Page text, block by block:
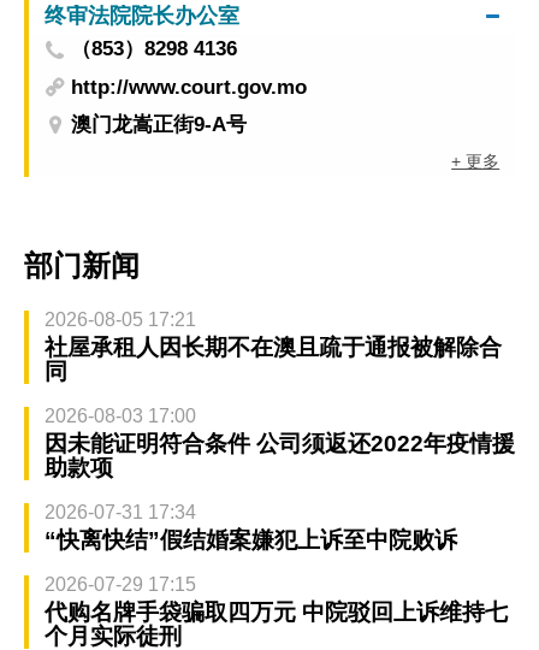
终审法院院长办公室
（853）8298 4136
http://www.court.gov.mo
澳门龙嵩正街9-A号
+ 更多
部门新闻
2026-08-05 17:21
社屋承租人因长期不在澳且疏于通报被解除合
同
2026-08-03 17:00
因未能证明符合条件 公司须返还2022年疫情援
助款项
2026-07-31 17:34
“快离快结”假结婚案嫌犯上诉至中院败诉
2026-07-29 17:15
代购名牌手袋骗取四万元 中院驳回上诉维持七
个月实际徒刑